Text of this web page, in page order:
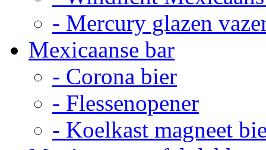
- Mercury glazen
Mexicaanse bar
- Corona bier
- Flessenopener
- Koelkast magneet